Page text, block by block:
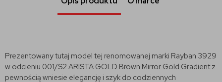
Prezentowany tutaj model tej renomowanej marki Rayban 3929
w odcieniu 001/S2 ARISTA GOLD Brown Mirror Gold Gradientz
pewnością wniesie elegancję i szyk do codziennych